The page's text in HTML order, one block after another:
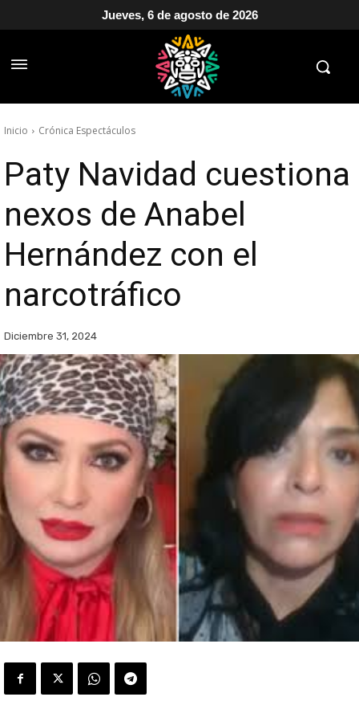
Jueves, 6 de agosto de 2026
Inicio Crónica Espectáculos
Paty Navidad cuestiona
nexos de Anabel
Hernández con el
narcotráfico
Diciembre 31, 2024